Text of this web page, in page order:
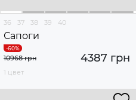
36 37 38 39 40
Сапоги
4387 грн
10968 грн
1 цвет